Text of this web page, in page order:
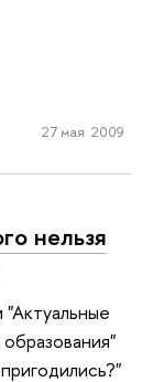
27 мая 2009
нельзя